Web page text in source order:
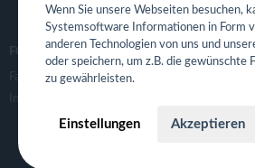
Eigene
FOLGE UNS
Facebook
Instagram
Wenn Sie unsere Webseiten besuchen,
Systemsoftware Informationen in Form
anderen Technologien von uns und
oder speichern, um z.B. die gewünschte
zu gewährleisten.
Einstellungen Akzeptieren